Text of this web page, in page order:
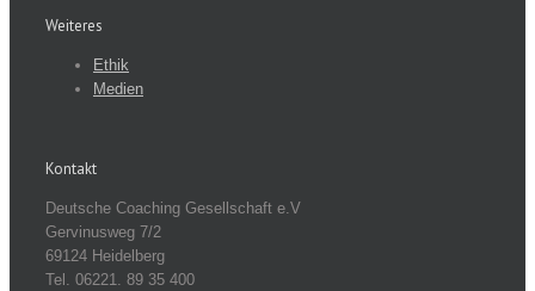
Weiteres
Ethik
Medien
Kontakt
Deutsche Coaching Gesellschaft e.V
Gervinusweg 7/2
69124 Heidelberg
Tel. 06221. 89 35 400